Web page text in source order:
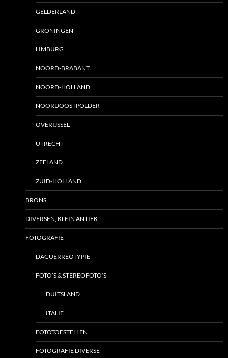
GELDERLAND
GRONINGEN
LIMBURG
NOORD-BRABANT
NOORD-HOLLAND
NOORDOOSTPOLDER
OVERIJSSEL
UTRECHT
ZEELAND
ZUID-HOLLAND
BRONS
DIVERSEN, KLEIN ANTIEK
FOTOGRAFIE
DAGUERREOTYPIE
FOTO’S & STEREOFOTO’S
DUITSLAND
ITALIE
FOTOTOESTELLEN
FOTOGRAFIE DIVERSE